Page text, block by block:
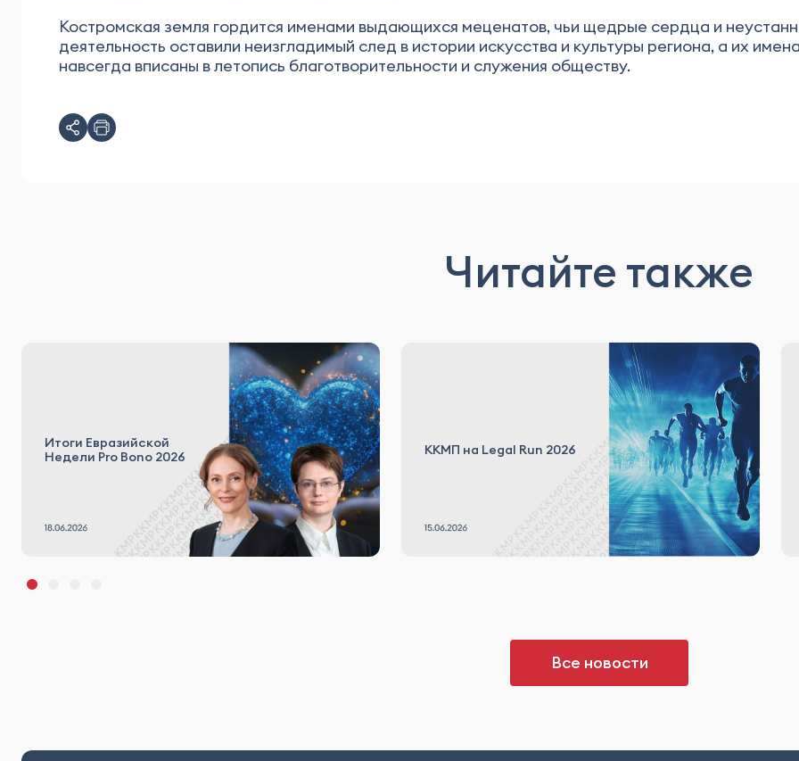
Костромская земля гордится именами выдающихся меценатов, чьи щедрые сердца и
деятельность оставили неизгладимый след в истории искусства и культуры региона, а их
навсегда вписаны в летопись благотворительности и служения обществу.
Читайте также
Итоги Евразийской
Недели Pro Bono 2026
ККМП на Legal Run 2026
Все новости